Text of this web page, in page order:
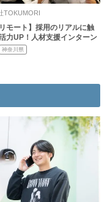
TOKUMORI
リモート】採用のリアルに触
力UP！人材支援インターン
神奈川県